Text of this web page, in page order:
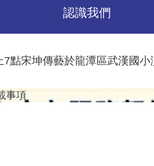
認識我們
7點宋坤傳藝於龍潭區武漢國小